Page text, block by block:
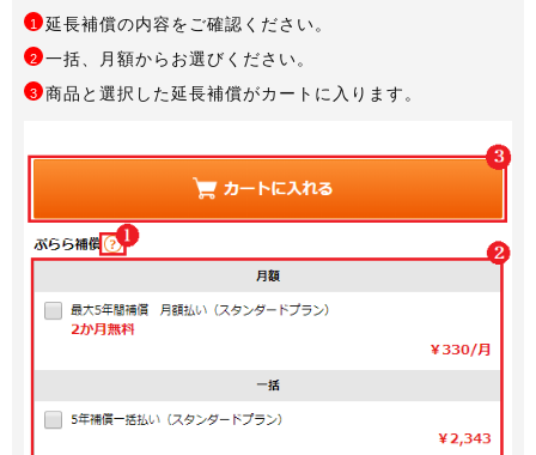
1 延長補償の内容をご確認ください。
2 一括、月額からお選びください。
3 商品と選択した延長補償がカートに入ります。